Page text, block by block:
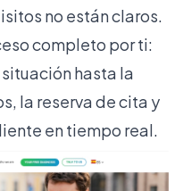
no están claros.
completo por ti:
hasta la
la reserva de cita y
en tiempo real.